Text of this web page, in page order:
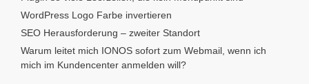
WordPress Logo Farbe invertieren
SEO Herausforderung – zweiter Standort
Warum leitet mich IONOS sofort zum Webmail, wenn ich
mich im Kundencenter anmelden will?